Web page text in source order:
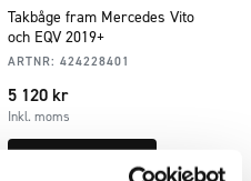
Takbåge fram Mercedes Vito
och EQV 2019+
ARTNR: 424228401
5 120 kr
Inkl. moms